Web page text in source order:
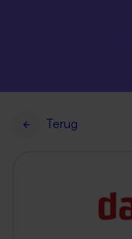
Terug